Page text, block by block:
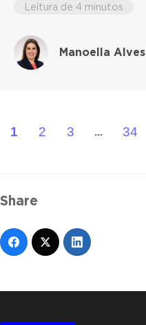
Leitura de 4 minutos
Manoella Alves
1 2 3 ... 34
Share